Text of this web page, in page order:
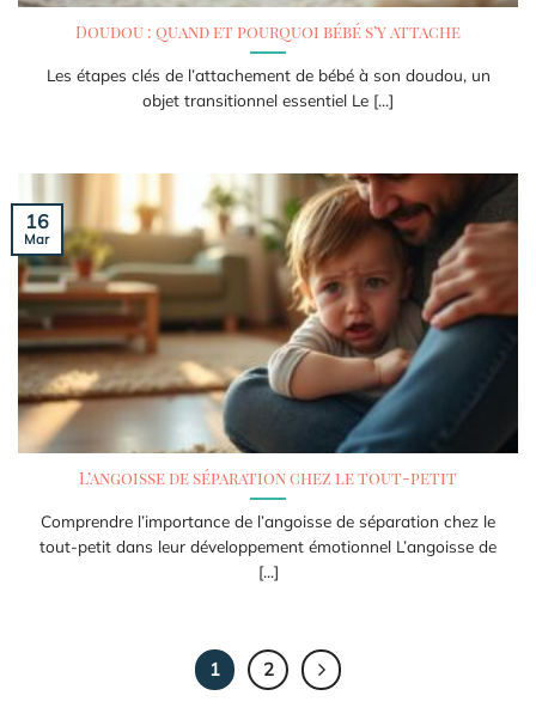
Doudou : quand et pourquoi bébé s’y attache
Les étapes clés de l’attachement de bébé à son doudou, un
objet transitionnel essentiel Le [...]
L’angoisse de séparation chez le tout-petit
Comprendre l’importance de l’angoisse de séparation chez le
tout-petit dans leur développement émotionnel L’angoisse de
[...]
16
Mar
1 2